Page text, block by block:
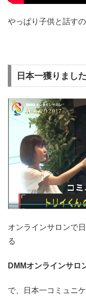
やっぱり子供と話す
日本一獲りまし
オンラインサロンで
る
DMMオンラインサロ
で、日本一コミュニ